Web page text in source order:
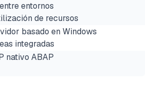
entornos
de recursos
basado en Windows
integradas
nativo ABAP